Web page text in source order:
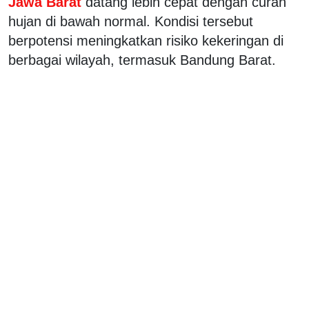
hujan di bawah normal. Kondisi tersebut
berpotensi meningkatkan risiko kekeringan di
berbagai wilayah, termasuk Bandung Barat.